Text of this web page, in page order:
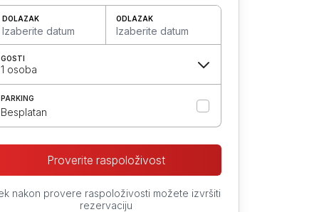
DOLAZAK
Izaberite datum
ODLAZAK
Izaberite datum
GOSTI
1 osoba
PARKING
Besplatan
Proverite raspoloživost
nakon provere raspoloživosti možete izvršiti
rezervaciju